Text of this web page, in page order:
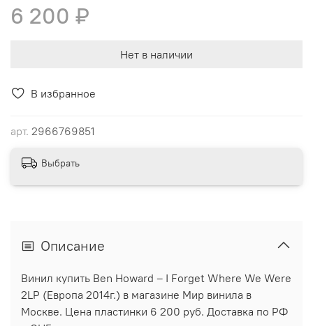
В избранное
арт. 2966769851
6 200 ₽
Нет в наличии
Выбрать
Описание
Винил купить Ben Howard ‎– I Forget Where We Were
2LP (Европа 2014г.) в магазине Мир винила в
Москве. Цена пластинки 6 200 руб. Доставка по РФ